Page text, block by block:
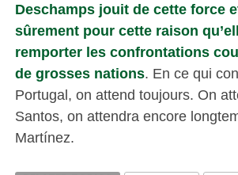
Deschamps jouit de cette force
sûrement pour cette raison
remporter les confrontations
de grosses nations. En ce qui
Portugal, on attend toujours. On
Santos, on attendra encore
Martínez.